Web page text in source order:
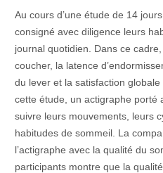
Au cours d’une étude de 14
consigné avec diligence leurs
journal quotidien. Dans ce
coucher, la latence
du lever et la satisfaction
cette étude, un actigraphe porté
suivre leurs mouvements, leurs
habitudes de sommeil. La
l’actigraphe avec la qualité du
participants montre que la